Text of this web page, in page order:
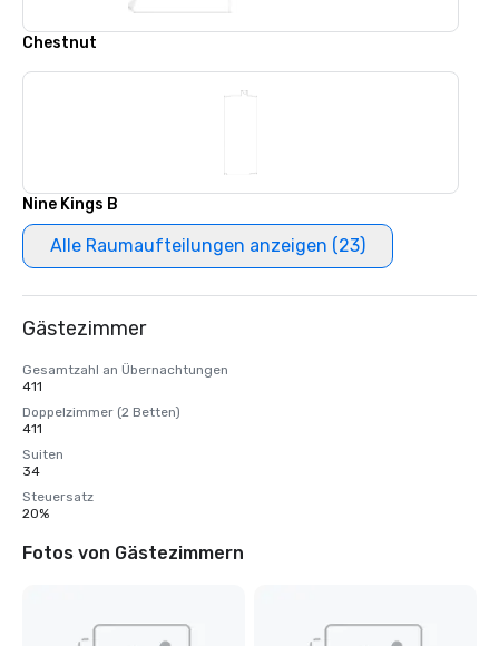
Chestnut
Nine Kings B
Alle Raumaufteilungen anzeigen (23)
Gästezimmer
Gesamtzahl an Übernachtungen
411
Doppelzimmer (2 Betten)
411
Suiten
34
Steuersatz
20%
Fotos von Gästezimmern